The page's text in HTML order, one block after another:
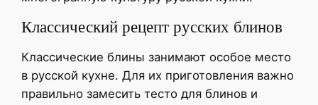
Классический рецепт русских блинов
Классические блины занимают особое место
в русской кухне. Для их приготовления важно
правильно замесить тесто для блинов и